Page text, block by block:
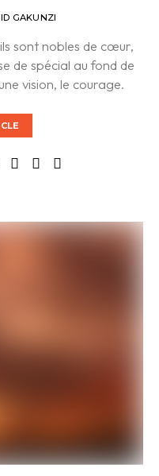
GAKUNZI
sont nobles de cœur,
de spécial au fond de
vision, le courage.